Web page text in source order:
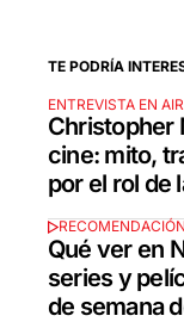
TE PODRÍA
ENTREVISTA EN
Christopher
cine: mito,
por el rol de
RECOMENDACIÓN
Qué ver en
series y
de semana